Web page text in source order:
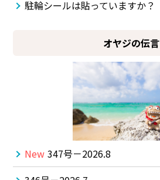
駐輪シールは貼っていますか？
オヤジの伝言
New 347号－2026.8